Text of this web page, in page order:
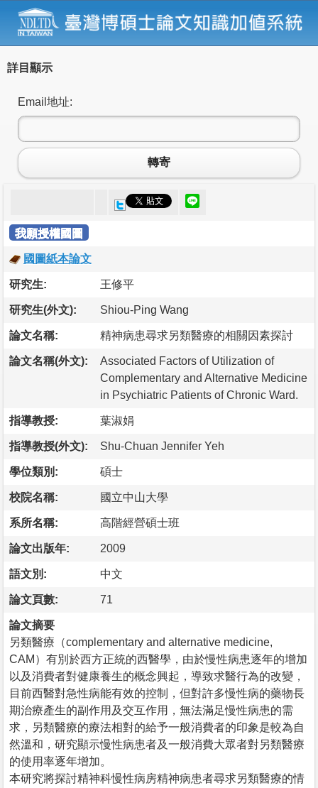
詳目顯示
Email地址:
轉寄
我願授權國圖
國圖紙本論文
研究生: 王修平
研究生(外文): Shiou-Ping Wang
論文名稱: 精神病患尋求另類醫療的相關因素探討
論文名稱(外文):
Associated Factors of Utilization of
Complementary and Alternative Medicine
in Psychiatric Patients of Chronic Ward.
指導教授: 葉淑娟
指導教授(外文): Shu-Chuan Jennifer Yeh
學位類別: 碩士
校院名稱: 國立中山大學
系所名稱: 高階經營碩士班
論文出版年: 2009
語文別: 中文
論文頁數: 71
論文摘要
另類醫療（complementary and alternative medicine,
CAM）有別於西方正統的西醫學，由於慢性病患逐年的增加
以及消費者對健康養生的概念興起，導致求醫行為的改變，
目前西醫對急性病能有效的控制，但對許多慢性病的藥物長
期治療產生的副作用及交互作用，無法滿足慢性病患的需
求，另類醫療的療法相對的給予一般消費者的印象是較為自
然溫和，研究顯示慢性病患者及一般消費大眾者對另類醫療
的使用率逐年增加。
本研究將探討精神科慢性病房精神病患者尋求另類醫療的情